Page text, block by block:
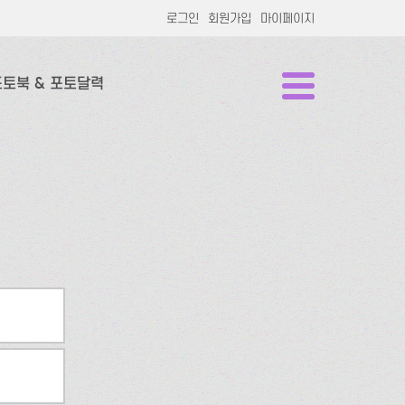
로그인 회원가입 마이페이지
북 & 포토달력